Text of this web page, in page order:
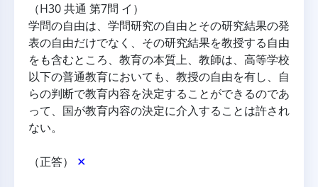
（H30 共通 第7問 イ）
学問の自由は、学問研究の自由とその研究結果の発
表の自由だけでなく、その研究結果を教授する自由
をも含むところ、教育の本質上、教師は、高等学校
以下の普通教育においても、教授の自由を有し、自
らの判断で教育内容を決定することができるのであ
って、国が教育内容の決定に介入することは許され
ない。
（正答） ✕